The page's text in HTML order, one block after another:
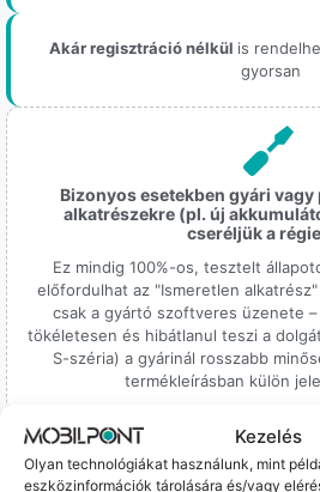
Kezelés
Olyan technológiákat használunk, mint
eszközinformációk tárolására és/vagy
Akár regisztráció nélkül is
gyorsan
Bizonyos esetekben gyári
alkatrészekre (pl. új
cseréljük a
Ez mindig 100%-os, tesztelt
előfordulhat az "Ismeretlen
csak a gyártó szoftveres üzenete
tökéletesen és hibátlanul teszi a
S-széria) a gyárinál rosszabb
termékleírásban külön